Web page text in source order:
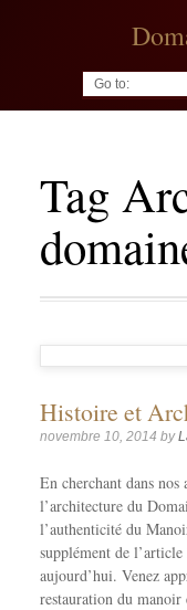
Tag
Histoire et
novembre 10, 2014 by
En cherchant dans
l’architecture du
l’authenticité du
supplément de
aujourd’hui. Venez
restauration du